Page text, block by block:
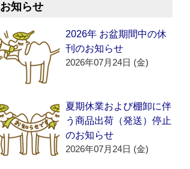
お知らせ
2026年 お盆期間中の休
刊のお知らせ
2026年07月24日 (金)
夏期休業および棚卸に伴
う商品出荷（発送）停止
のお知らせ
2026年07月24日 (金)